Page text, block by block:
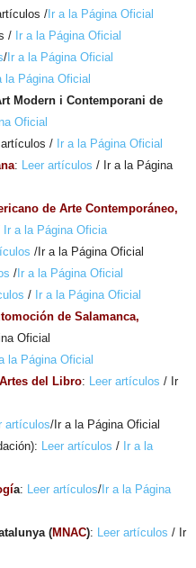
/ Ir a la Página Oficial
/
Ir a la Página Oficial
/ Ir a la Página Oficial
la Página Oficial
Modern i Contemporani de
Oficial
/
Ir a la Página Oficial
: Leer artículos / Ir a la Página
de Arte Contemporáneo,
Ir a la Página Oficia
/Ir a la Página Oficial
/ Ir a la Página Oficial
/ Ir a la Página Oficial
de Salamanca,
Oficial
la Página Oficial
del Libro: Leer artículos / Ir
artículos/Ir a la Página Oficial
Leer artículos / Ir a la
a: Leer artículos/ Ir a la Página
(MNAC): Leer artículos / Ir